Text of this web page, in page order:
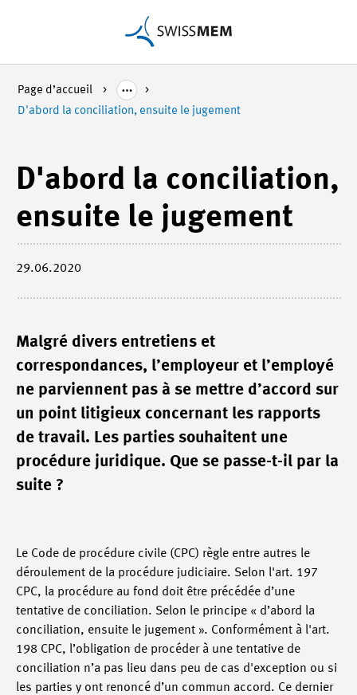
Page d’accueil
D'abord la conciliation, ensuite le jugement
D'abord la conciliation,
ensuite le jugement
29.06.2020
Malgré divers entretiens et
correspondances, l’employeur et l’employé
ne parviennent pas à se mettre d’accord sur
un point litigieux concernant les rapports
de travail. Les parties souhaitent une
procédure juridique. Que se passe-t-il par la
suite ?
Le Code de procédure civile (CPC) règle entre autres le
déroulement de la procédure judiciaire. Selon l'art. 197
CPC, la procédure au fond doit être précédée d’une
tentative de conciliation. Selon le principe « d’abord la
conciliation, ensuite le jugement ». Conformément à l'art.
198 CPC, l’obligation de procéder à une tentative de
conciliation n’a pas lieu dans peu de cas d'exception ou si
les parties y ont renoncé d’un commun accord. Ce dernier